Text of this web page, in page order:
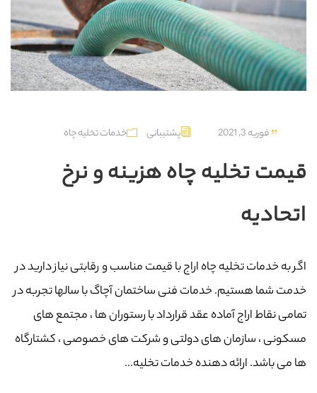
فوریه 3, 2021 پشتیبانی خدمات تخلیه چاه
قیمت تخلیه چاه هزینه و نرخ
اتحادیه
اگر به خدمات تخلیه چاه اراج با قیمت مناسب و رقابتی نیاز دارید در
خدمت شما هستیم. خدمات فنی ساختمان آچاگ با سالها تجربه در
تمامی نقاط اراج آماده عقد قرارداد با رستوران ها ، مجتمع های
مسکونی ، سازمان های دولتی و شرکت های خصوصی ، کشتارگاه
ها می باشد. ارائه دهنده خدمات تخلیه...